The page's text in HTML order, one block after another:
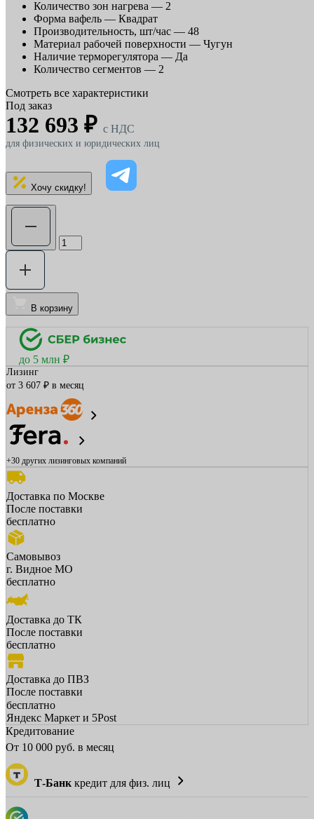
Количество зон нагрева — 2
Форма вафель — Квадрат
Производительность, шт/час — 48
Материал рабочей поверхности — Чугун
Наличие терморегулятора — Да
Количество сегментов — 2
Смотреть все характеристики
Под заказ
132 693 ₽ c НДС
для физических и юридических лиц
Хочу скидку!
В корзину
до 5 млн ₽
Лизинг
от 3 607 ₽ в месяц
+30 других лизинговых компаний
Доставка по Москве
После поставки
бесплатно
Самовывоз
г. Видное МО
бесплатно
Доставка до ТК
После поставки
бесплатно
Доставка до ПВЗ
После поставки
бесплатно
Яндекс Маркет и 5Post
Кредитование
От 10 000 руб. в месяц
Т-Банк кредит для физ. лиц